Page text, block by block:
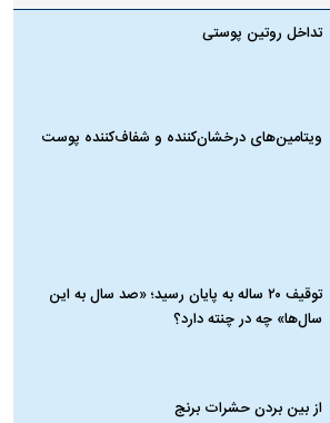
تداخل روتین پوستی
ویتامین‌های درخشان‌کننده و شفاف‌کننده پوست
توقیف ۲۰ ساله به پایان رسید؛ «صد سال به این
سال‌ها» چه در چنته دارد؟
از بین بردن حشرات برنج